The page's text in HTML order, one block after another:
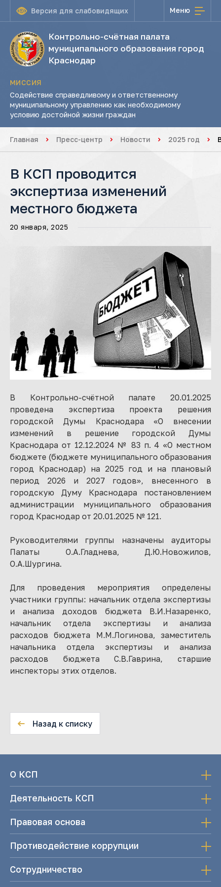
Версия для слабовидящих Меню
Контрольно-счётная палата
муниципального образования город
Краснодар
МИССИЯ
Содействие справедливому и ответственному
муниципальному управлению как необходимому
условию достойной жизни граждан
Главная Пресс-центр Новости 2025 год
В КСП проводится
экспертиза изменений
местного бюджета
20 января, 2025
В Контрольно-счётной палате 20.01.2025
проведена экспертиза проекта решения
городской Думы Краснодара «О внесении
изменений в решение городской Думы
Краснодара от 12.12.2024 № 83 п. 4 «О местном
бюджете (бюджете муниципального образования
город Краснодар) на 2025 год и на плановый
период 2026 и 2027 годов», внесенного в
городскую Думу Краснодара постановлением
администрации муниципального образования
город Краснодар от 20.01.2025 № 121.
Руководителями группы назначены аудиторы
Палаты О.А.Гладнева, Д.Ю.Новожилов,
О.А.Шургина.
Для проведения мероприятия определены
участники группы: начальник отдела экспертизы
и анализа доходов бюджета В.И.Назаренко,
начальник отдела экспертизы и анализа
расходов бюджета М.М.Логинова, заместитель
начальника отдела экспертизы и анализа
расходов бюджета С.В.Гаврина, старшие
инспекторы этих отделов.
Назад к списку
О КСП
Деятельность КСП
Правовая основа
Противодействие коррупции
Сотрудничество